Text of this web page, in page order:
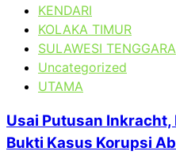
KENDARI
KOLAKA TIMUR
SULAWESI TENGGARA
Uncategorized
UTAMA
Usai Putusan Inkracht,
Bukti Kasus Korupsi